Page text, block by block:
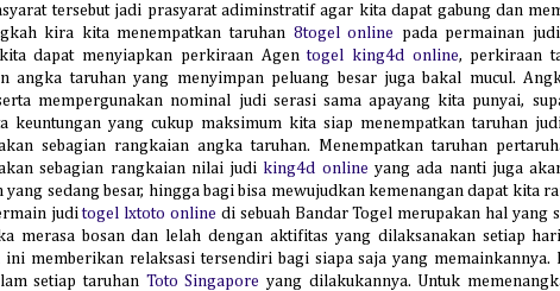
tersebut jadi prasyarat adiminstratif agar kita dapat gabung dan
kira kita menempatkan taruhan 8togel online pada permainan
dapat menyiapkan perkiraan Agentogel king4d online, perkiraan
angka taruhan yang menyimpan peluang besar juga bakal mucul.
mempergunakan nominal judi serasi sama apayang kita punyai,
keuntungan yang cukup maksimum kita siap menempatkan taruhan
sebagian rangkaian angka taruhan. Menempatkan taruhan
sebagian rangkaian nilai judi king4d online yang ada nanti juga
yang sedang besar, hingga bagi bisa mewujudkan kemenangan dapat kita
juditogel lxtoto online di sebuah Bandar Togel merupakan hal yang
merasa bosan dan lelah dengan aktifitas yang dilaksanakan setiap
ini memberikan relaksasi tersendiri bagi siapa saja yang
setiap taruhan Toto Singapore yang dilakukannya. Untuk